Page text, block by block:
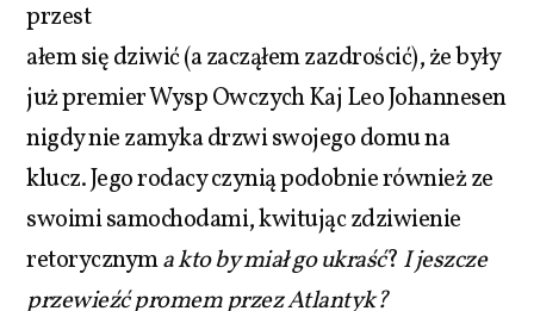
przest
ałem się dziwić (a zacząłem zazdrościć), że były
już premier Wysp Owczych Kaj Leo Johannesen
nigdy nie zamyka drzwi swojego domu na
klucz. Jego rodacy czynią podobnie również ze
swoimi samochodami, kwitując zdziwienie
retorycznyma kto by miał go ukraść? I jeszcze
przewieźć promem przez Atlantyk?